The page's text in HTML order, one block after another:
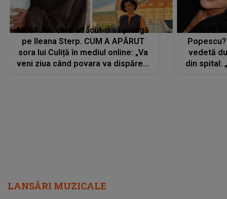
MESAJUL care a făcut-o să plângă
pe Ileana Sterp. CUM A APĂRUT
sora lui Culiță în mediul online: „Va
veni ziua când povara va dispărea,
vedetă
din spital:
LANSĂRI MUZICALE